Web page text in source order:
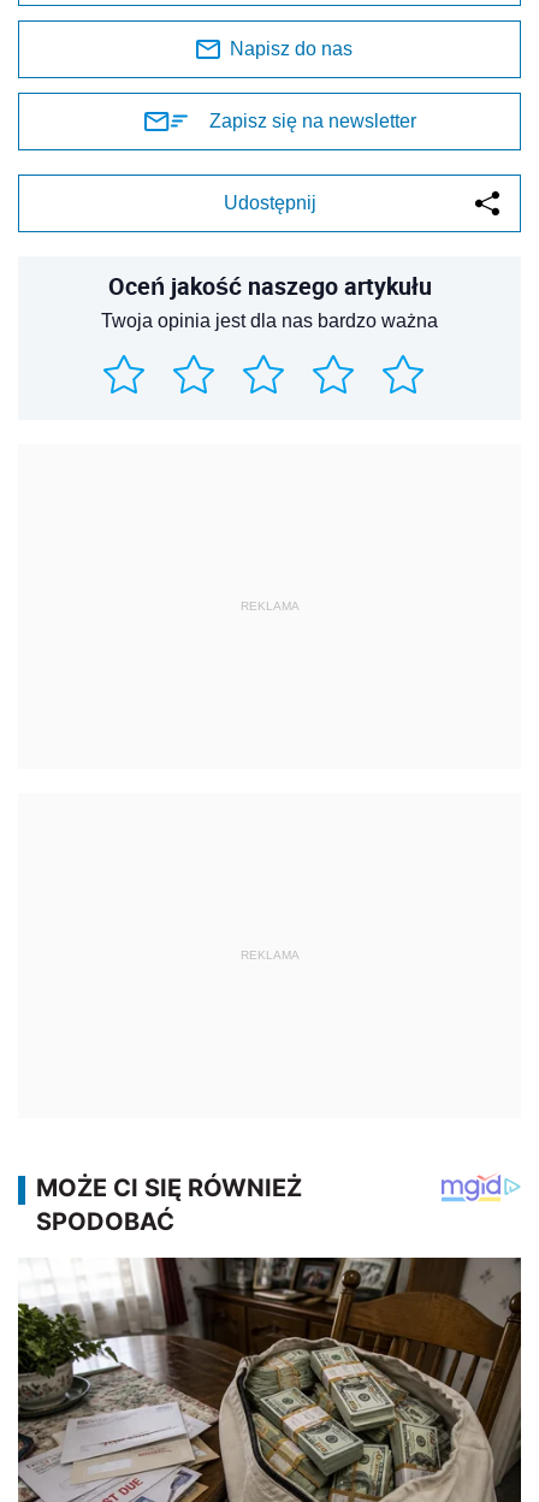
Napisz do nas
Zapisz się na newsletter
Udostępnij
Oceń jakość naszego artykułu
Twoja opinia jest dla nas bardzo ważna
REKLAMA
REKLAMA